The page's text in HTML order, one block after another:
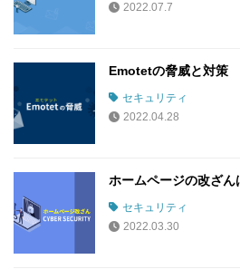
2022.07.7
Emotetの脅威と対策
セキュリティ
2022.04.28
ホームページの改ざ
セキュリティ
2022.03.30